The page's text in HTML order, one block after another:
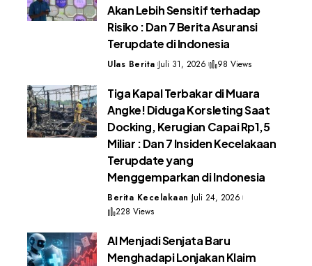
Akan Lebih Sensitif terhadap
Risiko : Dan 7 Berita Asuransi
Terupdate di Indonesia
Ulas Berita Juli 31, 2026 98 Views
Tiga Kapal Terbakar di Muara
Angke! Diduga Korsleting Saat
Docking, Kerugian Capai Rp1,5
Miliar : Dan 7 Insiden Kecelakaan
Terupdate yang
Menggemparkan di Indonesia
Berita Kecelakaan Juli 24, 2026
228 Views
AI Menjadi Senjata Baru
Menghadapi Lonjakan Klaim